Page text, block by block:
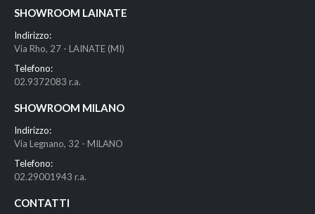
SHOWROOM LAINATE
Indirizzo:
Via Rho, 27 - LAINATE (MI)
Telefono:
02.9372083 r.a.
SHOWROOM MILANO
Indirizzo:
Via Legnano, 32 - MILANO
Telefono:
02.29001943 r.a.
CONTATTI